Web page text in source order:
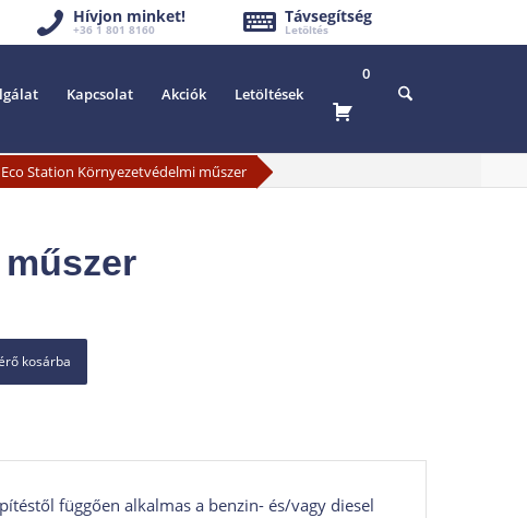
Hívjon minket!
+36 1 801 8160
Távsegítség
Letöltés
Kapcsolat Akciók Letöltések
0
Station Környezetvédelmi műszer
kosárba
függően alkalmas a benzin- és/vagy diesel